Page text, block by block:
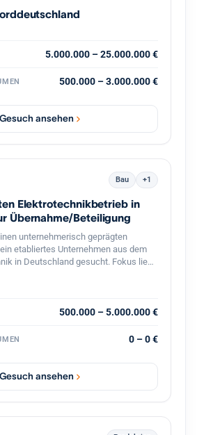
mitgestaltet. Diskretion ist
5.000.000 – 25.000.000 €
500.000 – 3.000.000 €
Gesuch ansehen
Bau +1
Elektrotechnikbetrieb in
Übernahme/Beteiligung
unternehmerisch geprägten
etabliertes Unternehmen aus dem
in Deutschland gesucht. Fokus liegt
bis mittelständischen Betrieben mit
mit Leistungen in den
/ Ladeinfrastruktur
strebt eine langfristige
des Unternehmens
500.000 – 5.000.000 €
0 – 0 €
Gesuch ansehen